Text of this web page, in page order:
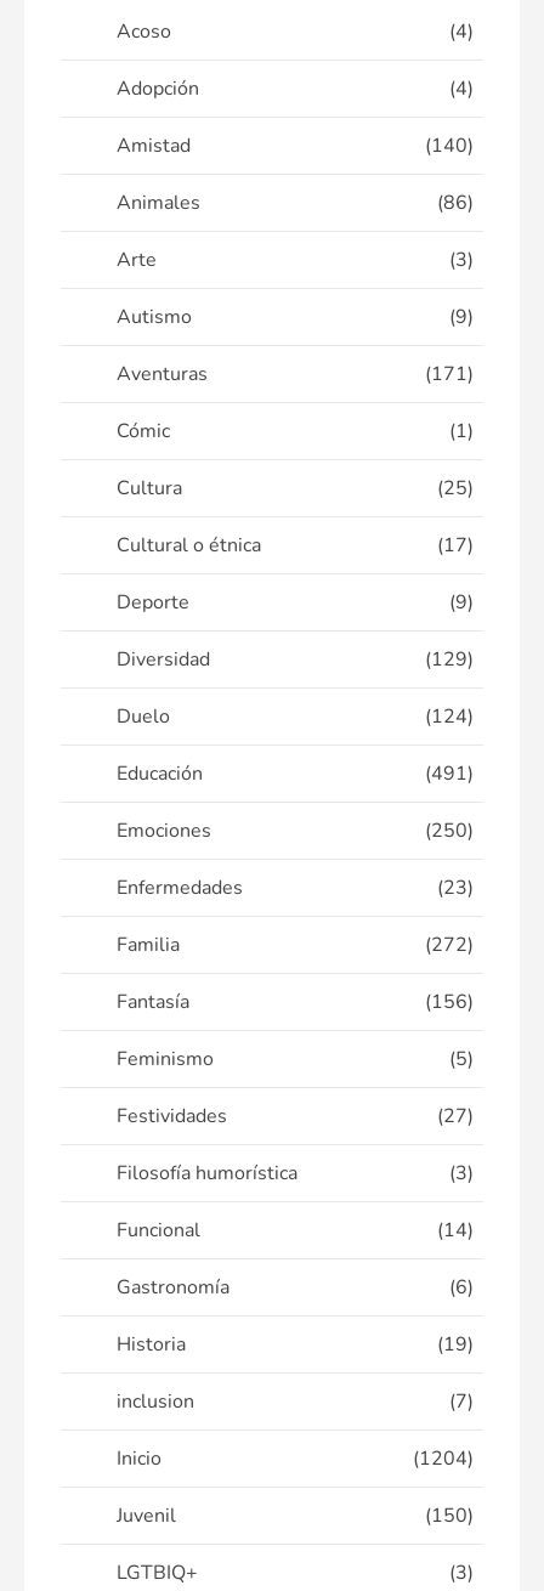
Acoso (4)
Adopción (4)
Amistad (140)
Animales (86)
Arte (3)
Autismo (9)
Aventuras (171)
Cómic (1)
Cultura (25)
Cultural o étnica (17)
Deporte (9)
Diversidad (129)
Duelo (124)
Educación (491)
Emociones (250)
Enfermedades (23)
Familia (272)
Fantasía (156)
Feminismo (5)
Festividades (27)
Filosofía humorística (3)
Funcional (14)
Gastronomía (6)
Historia (19)
inclusion (7)
Inicio (1204)
Juvenil (150)
LGTBIQ+ (3)